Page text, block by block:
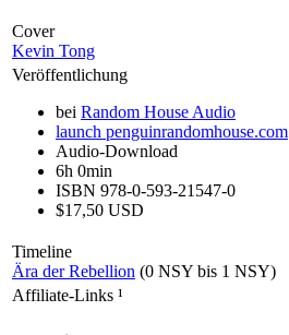
Cover
Kevin Tong
Veröffentlichung
bei Random House Audio
launch penguinrandomhouse.com
Audio-Download
6h 0min
ISBN 978-0-593-21547-0
$17,50 USD
Timeline
Ära der Rebellion (0 NSY bis 1 NSY)
Affiliate-Links ¹